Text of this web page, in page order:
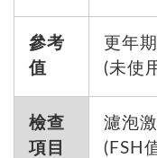
參考
值
更年
(未使
檢查
項目
濾泡
(FSH